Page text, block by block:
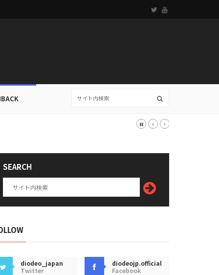
SEARCH
diodeo_japan
Twitter
diodeojp.official
Facebook